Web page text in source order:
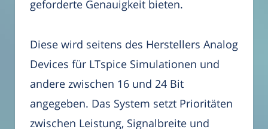
geforderte Genauigkeit bieten.
Diese wird seitens des Herstellers Analog
Devices für LTspice Simulationen und
andere zwischen 16 und 24 Bit
angegeben. Das System setzt Prioritäten
zwischen Leistung, Signalbreite und